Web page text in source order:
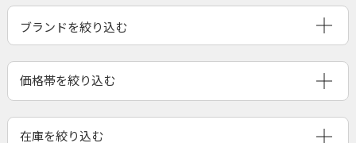
ブランドを絞り込む